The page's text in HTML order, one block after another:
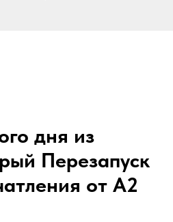
дня из
Перезапуск
от A2